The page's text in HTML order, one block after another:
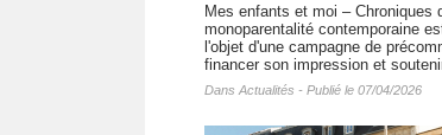
Mes enfants et moi – Chroniques
monoparentalité contemporaine
l'objet d'une campagne de
financer son impression et
Dans Actualités - Publié le 07/04/2026